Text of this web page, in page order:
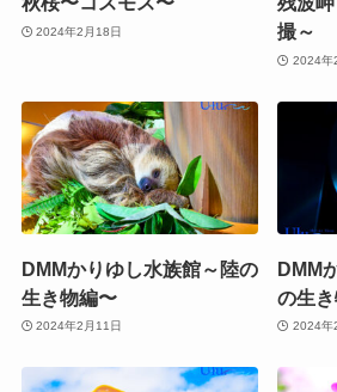
2024年2月18日
撮～
2024年
DMMかりゆし水族館～陸の
生き物編〜
2024年2月11日
DMM
の生
2024年